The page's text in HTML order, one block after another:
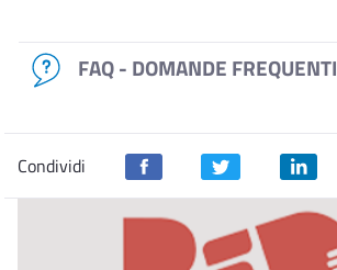
FAQ - DOMANDE FREQUENTI
Condividi